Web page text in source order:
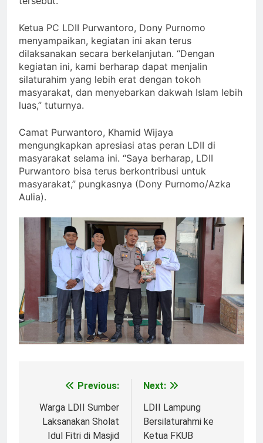
Ketua PC LDII Purwantoro, Dony Purnomo
menyampaikan, kegiatan ini akan terus
dilaksanakan secara berkelanjutan. “Dengan
kegiatan ini, kami berharap dapat menjalin
silaturahim yang lebih erat dengan tokoh
masyarakat, dan menyebarkan dakwah Islam lebih
luas,” tuturnya.
Camat Purwantoro, Khamid Wijaya
mengungkapkan apresiasi atas peran LDII di
masyarakat selama ini. “Saya berharap, LDII
Purwantoro bisa terus berkontribusi untuk
masyarakat,” pungkasnya (Dony Purnomo/Azka
Aulia).
navigation
Previous:
Warga LDII Sumber
Laksanakan Sholat
Idul Fitri di Masjid
Next:
LDII Lampung
Bersilaturahmi ke
Ketua FKUB